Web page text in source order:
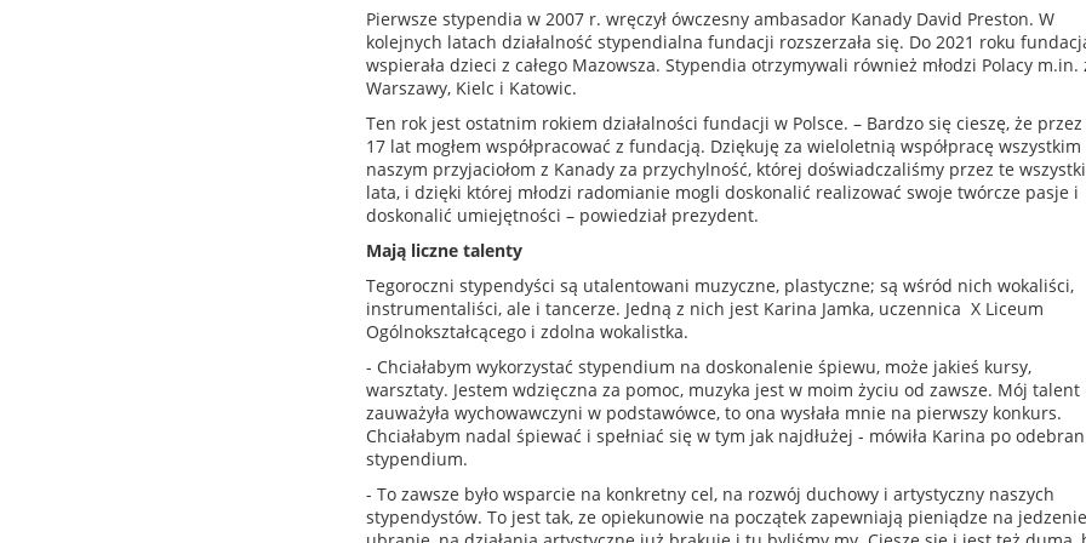
Pierwsze stypendia w 2007 r. wręczył ówczesny ambasador Kanady David Preston. W
kolejnych latach działalność stypendialna fundacji rozszerzała się. Do 2021 roku
wspierała dzieci z całego Mazowsza. Stypendia otrzymywali również młodzi Polacy
Warszawy, Kielc i Katowic.
Ten rok jest ostatnim rokiem działalności fundacji w Polsce. – Bardzo się cieszę, że
17 lat mogłem współpracować z fundacją. Dziękuję za wieloletnią współpracę wszystkim
naszym przyjaciołom z Kanady za przychylność, której doświadczaliśmy przez te
lata, i dzięki której młodzi radomianie mogli doskonalić realizować swoje twórcze pasje i
doskonalić umiejętności – powiedział prezydent.
Mają liczne talenty
Tegoroczni stypendyści są utalentowani muzyczne, plastyczne; są wśród nich wokaliści,
instrumentaliści, ale i tancerze. Jedną z nich jest Karina Jamka, uczennica X Liceum
Ogólnokształcącego i zdolna wokalistka.
- Chciałabym wykorzystać stypendium na doskonalenie śpiewu, może jakieś kursy,
warsztaty. Jestem wdzięczna za pomoc, muzyka jest w moim życiu od zawsze. Mój talent
zauważyła wychowawczyni w podstawówce, to ona wysłała mnie na pierwszy konkurs.
Chciałabym nadal śpiewać i spełniać się w tym jak najdłużej - mówiła Karina po
stypendium.
- To zawsze było wsparcie na konkretny cel, na rozwój duchowy i artystyczny naszych
stypendystów. To jest tak, ze opiekunowie na początek zapewniają pieniądze na